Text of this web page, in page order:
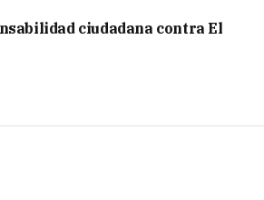
ciudadana contra El